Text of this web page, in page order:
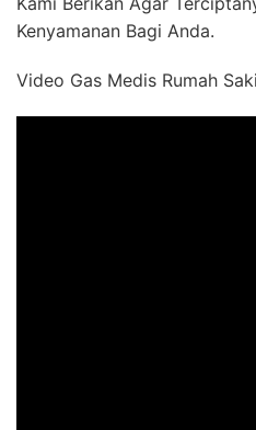
Kenyamanan Bagi Anda.
Video Gas Medis Rumah